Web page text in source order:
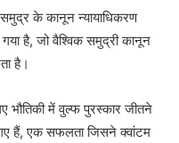
समुद्र के कानून न्यायाधिकरण
है, जो वैश्विक समुद्री कानून
है।
में वुल्फ पुरस्कार जीतने
गए हैं, एक सफलता जिसने क्वांटम